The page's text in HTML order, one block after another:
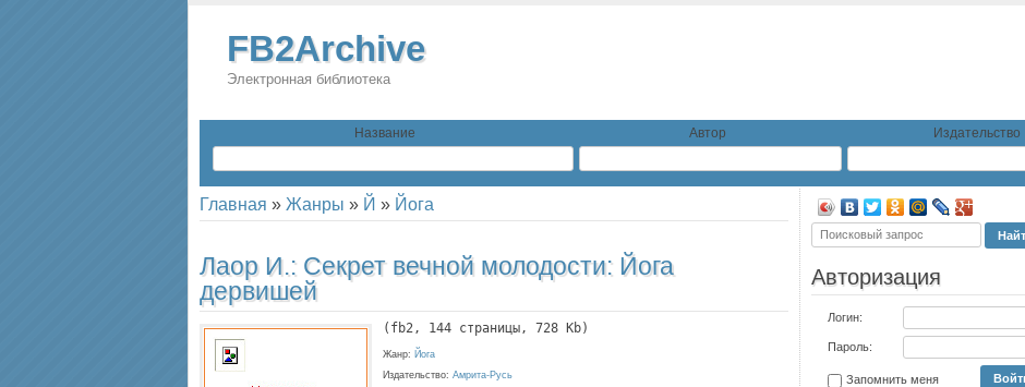
FB2Archive
Электронная библиотека
Название Автор Издательство
Главная » Жанры » Й » Йога
Лаор И.: Секрет вечной молодости: Йога
дервишей
( fb2, 144 страницы, 728 Kb)
Жанр: Йога
Издательство: Амрита-Русь
Авторизация
Логин:
Пароль:
Запомнить меня